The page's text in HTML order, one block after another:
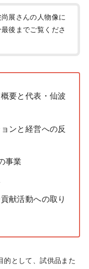
展さんの人物像に
後までご覧くださ
要と代表・仙波
ンと経営への反
事業
献活動への取り
的として、試供品また